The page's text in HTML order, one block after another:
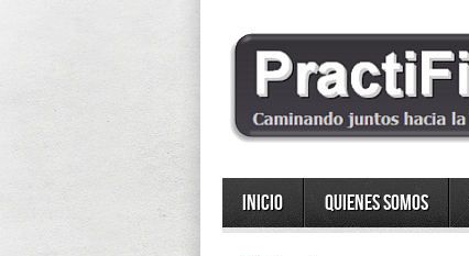
Inicio Quienes somos